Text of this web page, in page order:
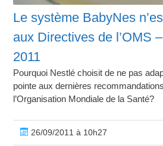
Le système BabyNes
aux Directives de l’OMS
2011
Pourquoi Nestlé choisit de ne pas
pointe aux dernières
l’Organisation Mondiale de la Santé?
26/09/2011 à 10h27